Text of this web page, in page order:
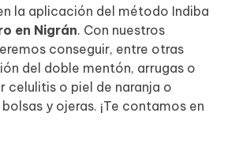
la aplicación del método Indiba
en Nigrán. Con nuestros
conseguir, entre otras
del doble mentón, arrugas o
celulitis o piel de naranja o
y ojeras. ¡Te contamos en